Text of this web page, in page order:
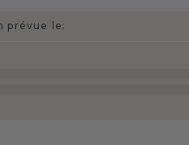
prévue le: